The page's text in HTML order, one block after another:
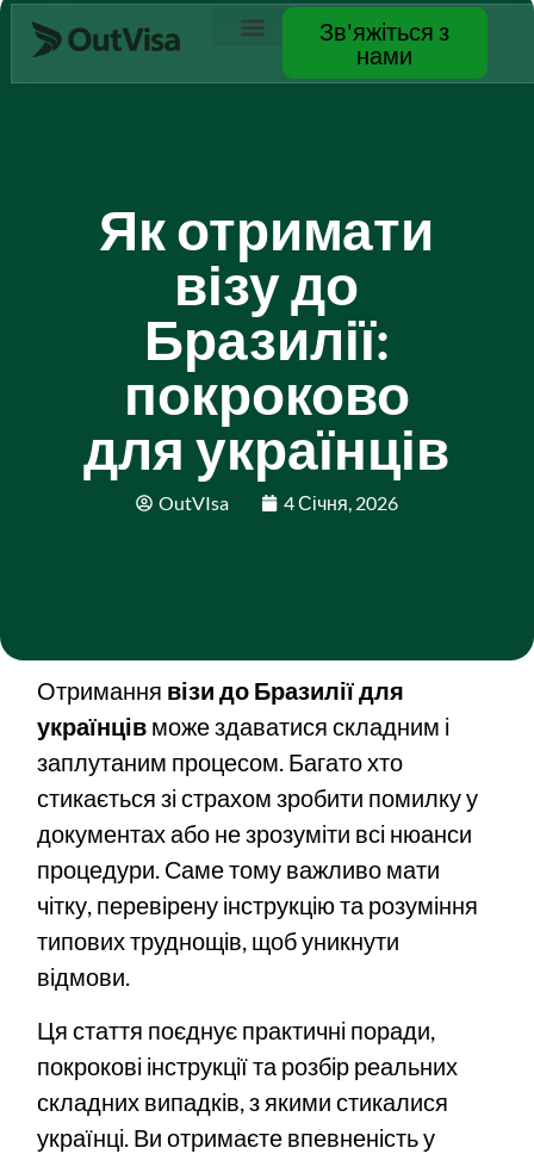
Зв'яжіться з
нами
Як отримати
візу до
Бразилії:
покроково
для українців
OutVIsa 4 Січня, 2026
Отримання візи до Бразилії для
українців може здаватися складним і
заплутаним процесом. Багато хто
стикається зі страхом зробити помилку у
документах або не зрозуміти всі нюанси
процедури. Саме тому важливо мати
чітку, перевірену інструкцію та розуміння
типових труднощів, щоб уникнути
відмови.
Ця стаття поєднує практичні поради,
покрокові інструкції та розбір реальних
складних випадків, з якими стикалися
українці. Ви отримаєте впевненість у